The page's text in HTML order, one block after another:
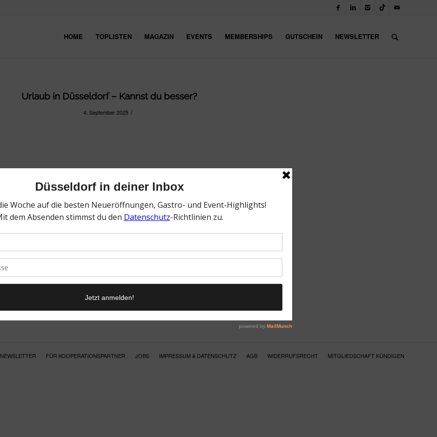
HOME TOPLISTEN MAGAZIN EVENTS MEMBERSHIPS GUTSCHEIN NEWSLETTER
Urlaub in Düsseldorf – Kannst du besser?
4. September 2025 /
NEWSLETTER FÜR KOOPERATIONSPARTNER JOBS IMPRESSUM & DATENSCHUTZ AGB WIDERRUFSRECHT MITGLIEDSCHAFT KÜNDIGEN